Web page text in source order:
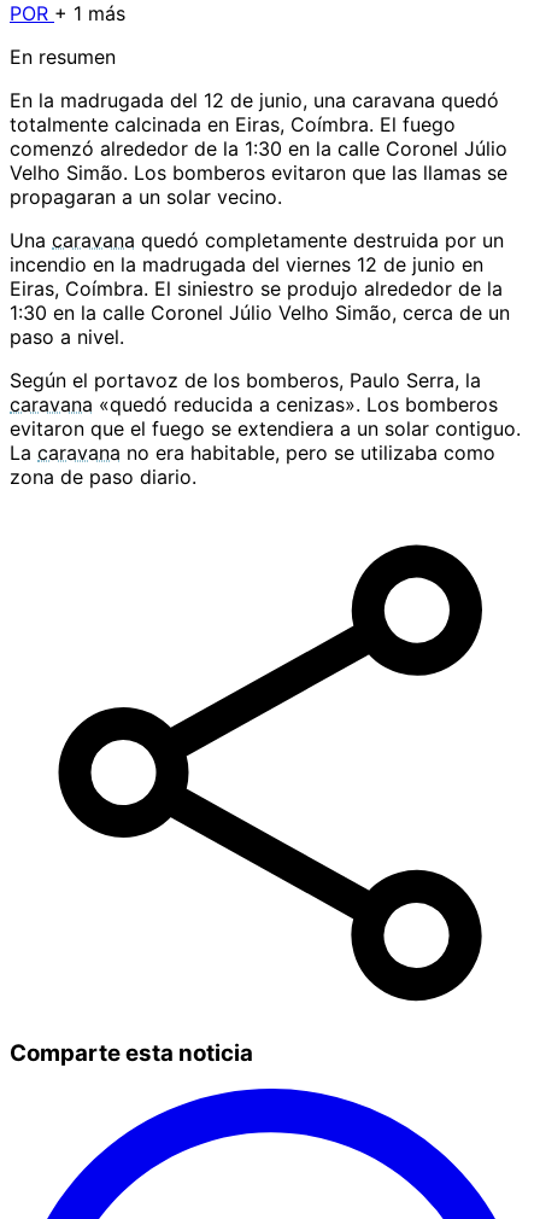
POR + 1 más
En resumen
En la madrugada del 12 de junio, una caravana quedó
totalmente calcinada en Eiras, Coímbra. El fuego
comenzó alrededor de la 1:30 en la calle Coronel Júlio
Velho Simão. Los bomberos evitaron que las llamas se
propagaran a un solar vecino.
Una caravana quedó completamente destruida por un
incendio en la madrugada del viernes 12 de junio en
Eiras, Coímbra. El siniestro se produjo alrededor de la
1:30 en la calle Coronel Júlio Velho Simão, cerca de un
paso a nivel.
Según el portavoz de los bomberos, Paulo Serra, la
caravana «quedó reducida a cenizas». Los bomberos
evitaron que el fuego se extendiera a un solar contiguo.
La caravana no era habitable, pero se utilizaba como
zona de paso diario.
Comparte esta noticia